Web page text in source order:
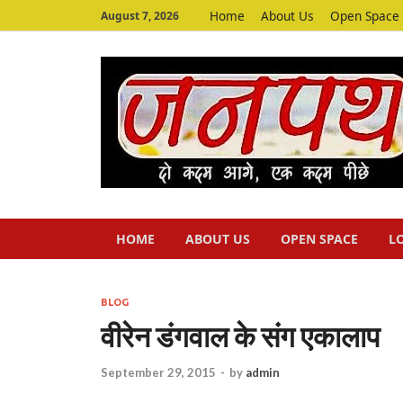
August 7, 2026 Home About Us Open Space
HOME ABOUT US OPEN SPACE
BLOG
वीरेन डंगवाल के संग एकालाप
September 29, 2015 - by admin